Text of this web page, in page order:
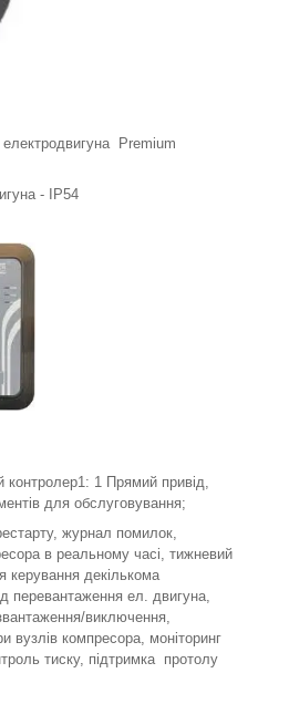
електродвигуна Premium
- IP54
контролер1: 1 Прямий привід,
для обслуговування;
журнал помилок,
в реальному часі, тижневий
керування декількома
перевантаження ел. двигуна,
виключення,
вузлів компресора, моніторинг
тиску, підтримка протолу